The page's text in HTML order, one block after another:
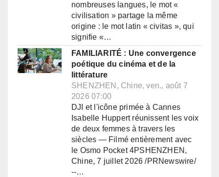
nombreuses langues, le mot «
civilisation » partage la même
origine : le mot latin « civitas », qui
signifie «…
FAMILIARITÉ : Une convergence
poétique du cinéma et de la
littérature
SHENZHEN, Chine, ven., août 7
2026 07:00
DJI et l'icône primée à Cannes
Isabelle Huppert réunissent les voix
de deux femmes à travers les
siècles — Filmé entièrement avec
le Osmo Pocket 4PSHENZHEN,
Chine, 7 juillet 2026 /PRNewswire/
--…